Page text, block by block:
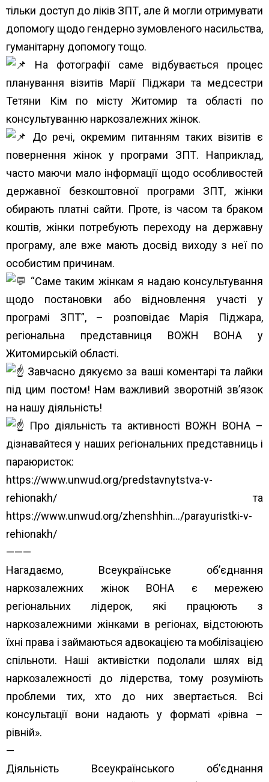
тільки доступ до ліків ЗПТ, але й могли отримувати
допомогу щодо гендерно зумовленого насильства,
гуманітарну допомогу тощо.
На фотографії саме відбувається процес
планування візитів Марії Піджари та медсестри
Тетяни Кім по місту Житомир та області по
консультуванню наркозалежних жінок.
До речі, окремим питанням таких візитів є
повернення жінок у програми ЗПТ. Наприклад,
часто маючи мало інформації щодо особливостей
державної безкоштовної програми ЗПТ, жінки
обирають платні сайти. Проте, із часом та браком
коштів, жінки потребують переходу на державну
програму, але вже мають досвід виходу з неї по
особистим причинам.
“Саме таким жінкам я надаю консультування
щодо постановки або відновлення участі у
програмі ЗПТ”, – розповідає Марія Піджара,
регіональна представниця ВОЖН ВОНА у
Житомирській області.
Завчасно дякуємо за ваші коментарі та лайки
під цим постом! Нам важливий зворотній зв’язок
на нашу діяльність!
Про діяльність та активності ВОЖН ВОНА –
дізнавайтеся у наших регіональних представниць і
параюристок:
https://www.unwud.org/predstavnytstva-v-
rehionakh/ та
https://www.unwud.org/zhenshhin…/parayuristki-v-
rehionakh/
———
Нагадаємо, Всеукраїнське об’єднання
наркозалежних жінок ВОНА є мережею
регіональних лідерок, які працюють з
наркозалежними жінками в регіонах, відстоюють
їхні права і займаються адвокацією та мобілізацією
спільноти. Наші активістки подолали шлях від
наркозалежності до лідерства, тому розуміють
проблеми тих, хто до них звертається. Всі
консультації вони надають у форматі «рівна –
рівній».
—
Діяльність Всеукраїнського об’єднання